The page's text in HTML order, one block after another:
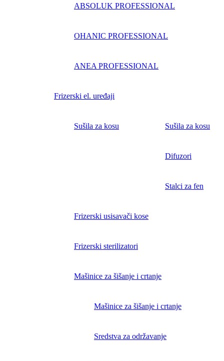
ABSOLUK PROFESSIONAL
OHANIC PROFESSIONAL
ANEA PROFESSIONAL
Frizerski el. uređaji
Sušila za kosu Sušila za kosu
Difuzori
Stalci za fen
Frizerski usisavači kose
Frizerski sterilizatori
Mašinice za šišanje i crtanje
Mašinice za šišanje i crtanje
Sredstva za održavanje